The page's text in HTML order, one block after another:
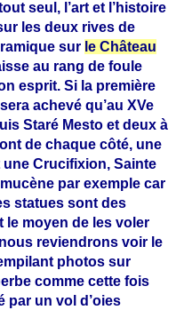
seul, l’art et l’histoire
les deux rives de
sur le Château
au rang de foule
esprit. Si la première
achevé qu’au XVe
Staré Mesto et deux à
de chaque côté, une
Crucifixion, Sainte
par exemple car
statues sont des
le moyen de les voler
reviendrons voir le
photos sur
comme cette fois
par un vol d’oies